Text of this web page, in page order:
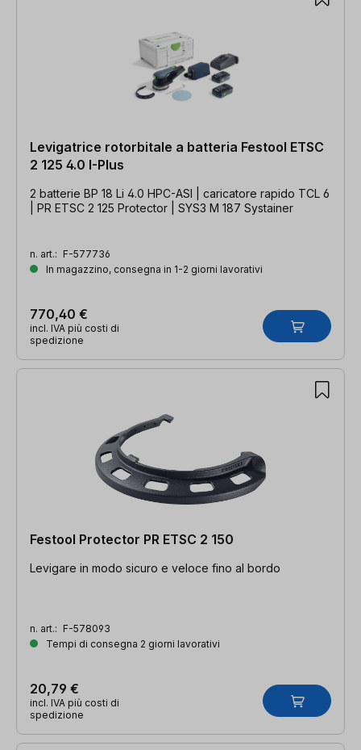
Levigatrice rotorbitale a batteria Festool ETSC
2 125 4.0 I-Plus
2 batterie BP 18 Li 4.0 HPC-ASI | caricatore rapido TCL 6
| PR ETSC 2 125 Protector | SYS3 M 187 Systainer
n. art.: F-577736
In magazzino, consegna in 1-2 giorni lavorativi
770,40 €
incl. IVA più costi di
spedizione
Festool Protector PR ETSC 2 150
Levigare in modo sicuro e veloce fino al bordo
n. art.: F-578093
Tempi di consegna 2 giorni lavorativi
20,79 €
incl. IVA più costi di
spedizione